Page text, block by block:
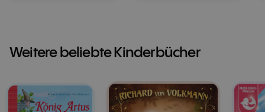
Weitere beliebte Kinderbücher